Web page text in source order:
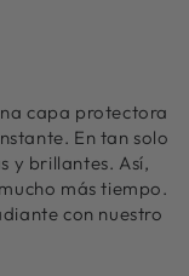
capa protectora
En tan solo
y brillantes. Así,
más tiempo.
con nuestro